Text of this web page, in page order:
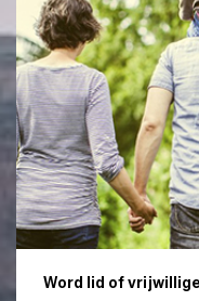
Word lid of